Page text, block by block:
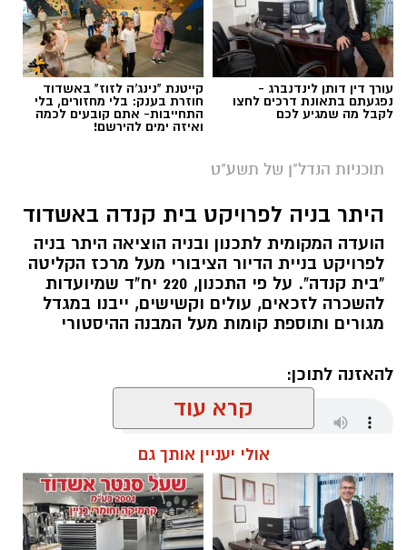
הדמיית התוכנית
ועדת המשנה הארצית לעררים החליטה לדחות את
העררים שהגישו עמותת "אדם טבע ודין", הפורום
הציבורי לאיכות הסביבה באשדוד, הפורום הישראלי
לשמירה על החופים ותושבי האזור - עררים שהוגשו
על החלטת הועדה המחוזית מחוז דרום שהחליטה
ראשון לים סמוך לחוף לידו.
עורך דין דותן לינדנברג -
נפגעתם בתאונת דרכים לחצו
לקבל מה שמגיע לכם
קייטנת "נינג'ה לזוז" באשדוד
חוזרת בענק: בלי מחזורים, בלי
התחייבות- אתם קובעים לכמה
ואיזה ימים להירשם!
תוכניות הנדל"ן של תשע"ט
היתר בניה לפרויקט בית קנדה באשדוד
הועדה המקומית לתכנון ובניה הוציאה היתר בניה
לפרויקט בניית הדיור הציבורי מעל מרכז הקליטה
"בית קנדה". על פי התכנון, 220 יח"ד שמיועדות
להשכרה לזכאים, עולים וקשישים, ייבנו במגדל
מגורים ותוספת קומות מעל המבנה ההיסטורי
להאזנה לתוכן:
מנהל האתר / 17:52 26.09.19
קרא עוד
אולי יעניין אותך גם